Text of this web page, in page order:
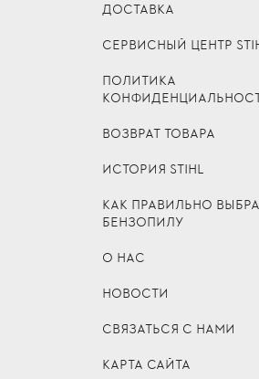
ДОСТАВКА
СЕРВИСНЫЙ ЦЕНТР
ПОЛИТИКА
ВОЗВРАТ ТОВАРА
ИСТОРИЯ STIHL
КАК ПРАВИЛЬНО
БЕНЗОПИЛУ
О НАС
НОВОСТИ
СВЯЗАТЬСЯ С НАМИ
КАРТА САЙТА